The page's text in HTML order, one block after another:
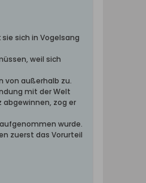
sich in Vogelsang
weil sich
von außerhalb zu.
mit der Welt
abgewinnen, zog er
wurde.
zuerst das Vorurteil